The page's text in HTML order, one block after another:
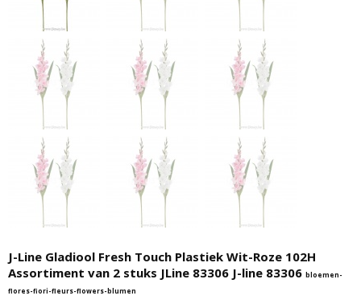
J-Line Gladiool Fresh Touch Plastiek Wit-Roze 102H
Assortiment van 2 stuks JLine 83306 J-line 83306 bloemen-
flores-fiori-fleurs-flowers-blumen